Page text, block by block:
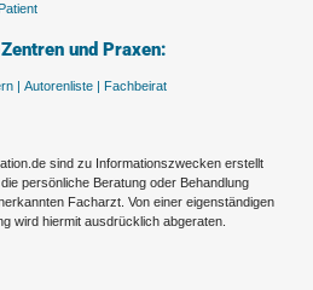
und Praxen:
| Autorenliste | Fachbeirat
sind zu Informationszwecken erstellt
persönliche Beratung oder Behandlung
Facharzt. Von einer eigenständigen
wird hiermit ausdrücklich abgeraten.